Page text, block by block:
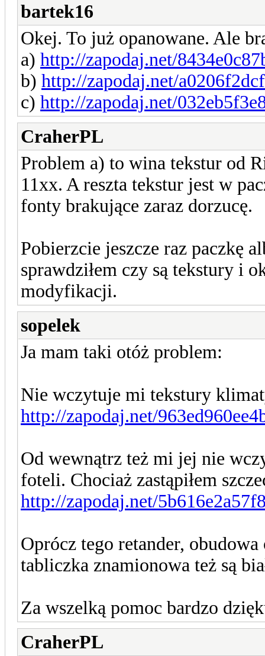
bartek16
Okej. To już opanowane. Ale
a) http://zapodaj.net/
b) http://zapodaj.net/
c) http://zapodaj.net/
CraherPL
Problem a) to wina tekstur od
11xx. A reszta tekstur jest w
fonty brakujące zaraz dorzucę.
Pobierzcie jeszcze raz paczkę
sprawdziłem czy są tekstury i
modyfikacji.
sopelek
Ja mam taki otóż problem:
Nie wczytuje mi tekstury
http://zapodaj.net/
Od wewnątrz też mi jej nie
foteli. Chociaż zastąpiłem
http://zapodaj.net/
Oprócz tego retander,
tabliczka znamionowa też są
Za wszelką pomoc bardzo
CraherPL